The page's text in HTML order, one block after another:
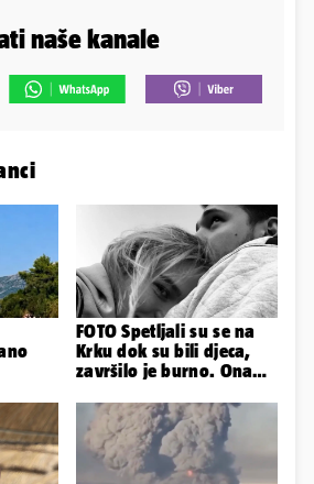
naše kanale
FOTO Spetljali su se na
Krku dok su bili djeca,
završilo je burno. Ona